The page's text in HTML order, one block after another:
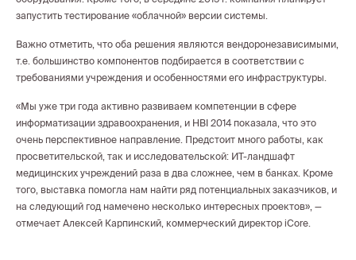
запустить тестирование «облачной» версии системы.
Важно отметить, что оба решения являются вендоронезависимыми,
т.е. большинство компонентов подбирается в соответствии с
требованиями учреждения и особенностями его инфраструктуры.
«Мы уже три года активно развиваем компетенции в сфере
информатизации здравоохранения, и HBI 2014 показала, что это
очень перспективное направление. Предстоит много работы, как
просветительской, так и исследовательской: ИТ-ландшафт
медицинских учреждений раза в два сложнее, чем в банках. Кроме
того, выставка помогла нам найти ряд потенциальных заказчиков, и
на следующий год намечено несколько интересных проектов», —
отмечает Алексей Карпинский, коммерческий директор iCore.